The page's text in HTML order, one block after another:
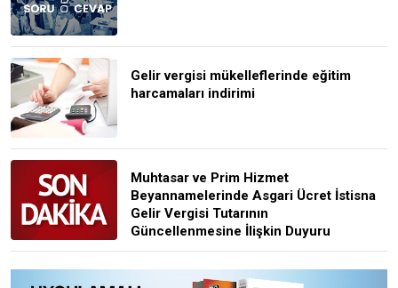
Gelir vergisi mükelleflerinde eğitim
harcamaları indirimi
Muhtasar ve Prim Hizmet
Beyannamelerinde Asgari Ücret İstisna
Gelir Vergisi Tutarının
Güncellenmesine İlişkin Duyuru